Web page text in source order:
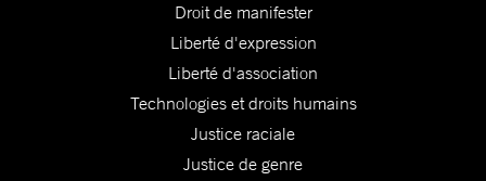
Droit de manifester
Liberté d'expression
Liberté d'association
Technologies et droits humains
Justice raciale
Justice de genre